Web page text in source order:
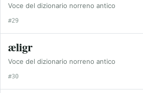
Voce del dizionario norreno antico
#29
æligr
Voce del dizionario norreno antico
#30